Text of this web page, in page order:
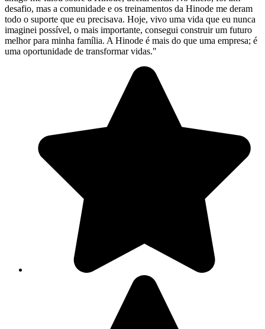
desafio, mas a comunidade e os treinamentos da Hinode me deram
todo o suporte que eu precisava. Hoje, vivo uma vida que eu nunca
imaginei possível, o mais importante, consegui construir um futuro
melhor para minha família. A Hinode é mais do que uma empresa; é
uma oportunidade de transformar vidas."